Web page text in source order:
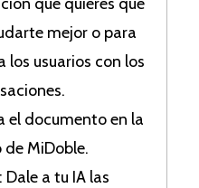
mejor o para
usuarios con los
el documento en la
MiDoble.
: Dale a tu IA las